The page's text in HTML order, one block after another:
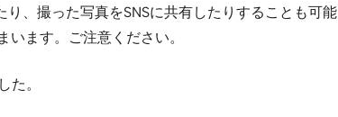
、撮った写真をSNSに共有したりすることも
ます。ご注意ください。
た。